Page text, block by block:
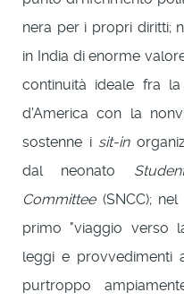
nera per i propri diritti;
in India di enorme
continuità ideale fra
d'America con la
sostenne i sit-in
dal neonato
Committee(SNCC);
primo "viaggio verso
leggi e provvedimenti
purtroppo